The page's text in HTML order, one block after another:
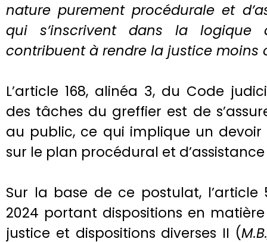
nature purement procédurale et
qui s’inscrivent dans la
contribuent à rendre la justice moins
L’article 168, alinéa 3, du Code
des tâches du greffier est de
au public, ce qui implique un
sur le plan procédural et
Sur la base de ce postulat,
2024 portant dispositions en
justice et dispositions diverses II (